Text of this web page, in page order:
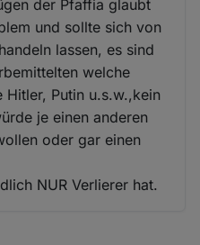
der Pfaffia glaubt
und sollte sich von
lassen, es sind
welche
Hitler, Putin u.s.w.,kein
je einen anderen
oder gar einen
NUR Verlierer hat.